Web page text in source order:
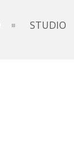
STUDIO